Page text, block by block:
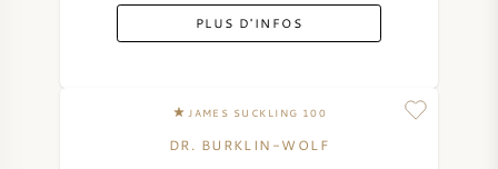
PLUS D'INFOS
JAMES SUCKLING 100
DR. BURKLIN-WOLF